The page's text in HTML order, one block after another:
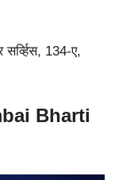
सर्व्हिस, 134-ए,
Bharti